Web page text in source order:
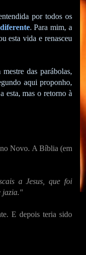
por todos os
. Para mim, a
esta vida e renasceu
das parábolas,
aqui proponho,
esta, mas o retorno à
no Novo. A Bíblia (em
a Jesus, que foi
jazia."
E depois teria sido